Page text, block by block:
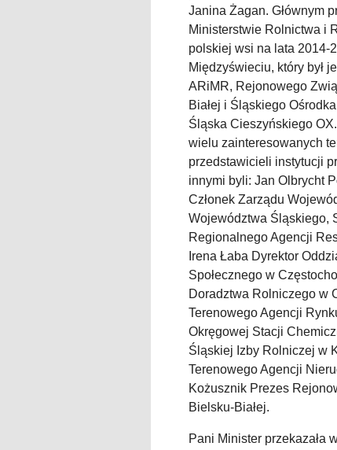
Janina Żagan. Głównym
Ministerstwie Rolnictwa i
polskiej wsi na lata 2014-
Międzyświeciu, który był
ARiMR, Rejonowego
Białej i Śląskiego
Śląska Cieszyńskiego
wielu zainteresowanych
przedstawicieli instytucji
innymi byli: Jan Olbrycht
Członek Zarządu
Województwa Śląskiego,
Regionalnego Agencji
Irena Łaba Dyrektor
Społecznego w
Doradztwa Rolniczego w
Terenowego Agencji
Okręgowej Stacji
Śląskiej Izby Rolniczej w
Terenowego Agencji
Kożusznik Prezes
Bielsku-Białej.
Pani Minister przekazała